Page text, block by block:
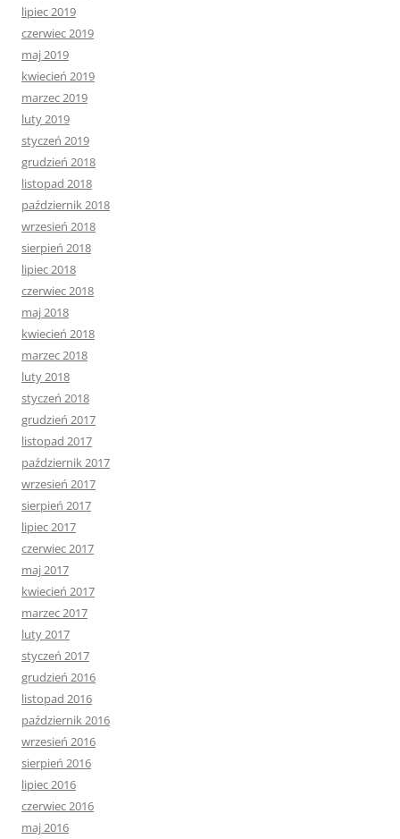
lipiec 2019
czerwiec 2019
maj 2019
kwiecień 2019
marzec 2019
luty 2019
styczeń 2019
grudzień 2018
listopad 2018
październik 2018
wrzesień 2018
sierpień 2018
lipiec 2018
czerwiec 2018
maj 2018
kwiecień 2018
marzec 2018
luty 2018
styczeń 2018
grudzień 2017
listopad 2017
październik 2017
wrzesień 2017
sierpień 2017
lipiec 2017
czerwiec 2017
maj 2017
kwiecień 2017
marzec 2017
luty 2017
styczeń 2017
grudzień 2016
listopad 2016
październik 2016
wrzesień 2016
sierpień 2016
lipiec 2016
czerwiec 2016
maj 2016